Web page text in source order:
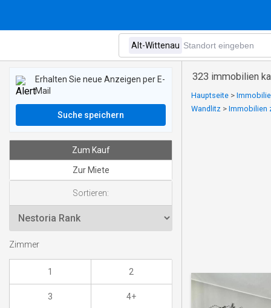
323 immobilien
Hauptseite >
Wandlitz > Immobilien
Erhalten Sie neue Anzeigen per E-
Mail
Suche speichern
Zum Kauf
Zur Miete
Sortieren:
Zimmer
1 2
3 4+